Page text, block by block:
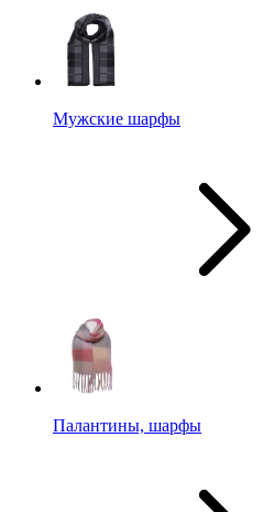
Мужские шарфы
Палантины, шарфы